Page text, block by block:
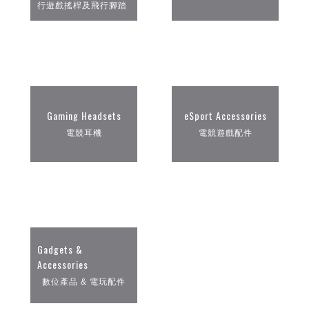
行遊戲搖桿及飛行腳踏
Gaming Headsets
電競耳機
eSport Accessories
電競遊戲配件
Gadgets &
Accessories
數位產品 & 電玩配件